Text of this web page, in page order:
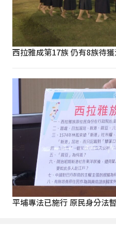
西拉雅成第17族 仍有8族待
平埔專法已施行 原民身分法